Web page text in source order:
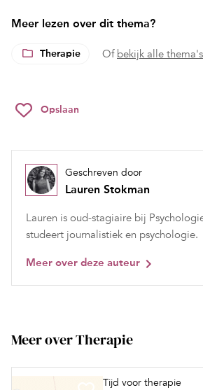
Meer lezen over dit thema?
Therapie Of bekijk alle thema's
Opslaan
Geschreven door
Lauren Stokman
Lauren is oud-stagiaire bij
studeert journalistiek en psychologie.
Meer over deze auteur
Meer over Therapie
Tijd voor therapie